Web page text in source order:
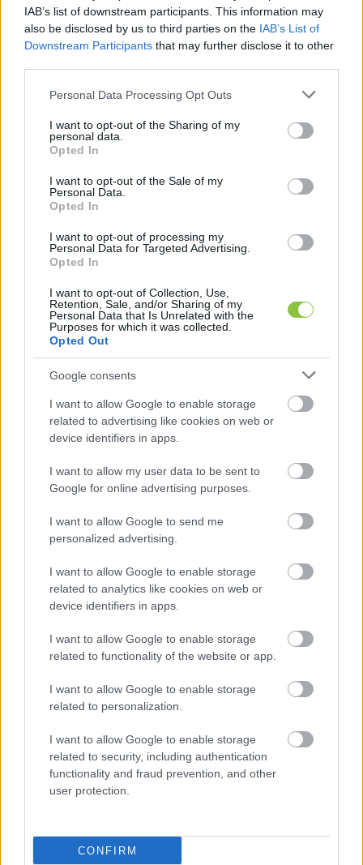
IAB’s list of downstream participants. This information may
also be disclosed by us to third parties on the IAB’s List of
Downstream Participants that may further disclose it to other
Please note that this website/app uses one or more Google
not limited to your visit or usage behaviour. You may click to
grant or deny consent to Google and its third-party tags to
use your data for below specified purposes in below Google
consent section.
Personal Data Processing Opt Outs
I want to opt-out of the Sharing of my
personal data.
Opted In
I want to opt-out of the Sale of my
Personal Data.
Opted In
I want to opt-out of processing my
Personal Data for Targeted Advertising.
Opted In
I want to opt-out of Collection, Use,
Retention, Sale, and/or Sharing of my
Personal Data that Is Unrelated with the
Purposes for which it was collected.
Opted Out
Google consents
I want to allow Google to enable storage
related to advertising like cookies on web or
device identifiers in apps.
I want to allow my user data to be sent to
Google for online advertising purposes.
I want to allow Google to send me
personalized advertising.
I want to allow Google to enable storage
related to analytics like cookies on web or
device identifiers in apps.
I want to allow Google to enable storage
related to functionality of the website or app.
I want to allow Google to enable storage
related to personalization.
I want to allow Google to enable storage
related to security, including authentication
functionality and fraud prevention, and other
user protection.
CONFIRM
a TST tánciskola csapata, előtérben Váczi Niki alapító
Az első nap délelőttjén vásári hangulat volt a
fesztiválon, közel egy tonna barack fogyott el. A
délután a lazaságé volt. Ekkor fényképezték le a
barackszínűbe öltözötteket, akikre szavazni
lájkot kapókból Barack Király és Barack Királynő
lesz vasárnap. Majd egy táncos flashmob
következett a TST tánciskola közreműködésével,
és ezzel véget is ért az első nap. Szombaton
órakor lesz a zsűrizés.